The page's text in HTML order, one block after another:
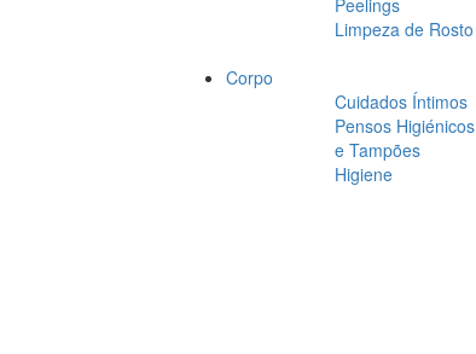
Peelings
Limpeza de Rosto
Corpo
Cuidados Íntimos
Pensos Higiénicos
e Tampões
Higiene